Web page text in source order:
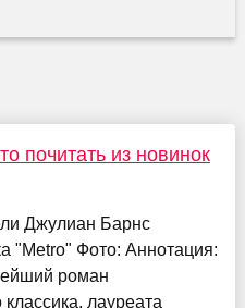
почитать из новинок
Джулиан Барнс
"Metro" Фото: Аннотация:
роман
лауреата